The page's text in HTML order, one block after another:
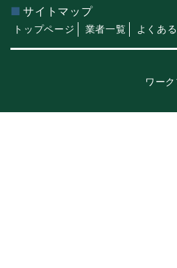
サイトマップ
トップページ 業者一覧 よくあ
ワー